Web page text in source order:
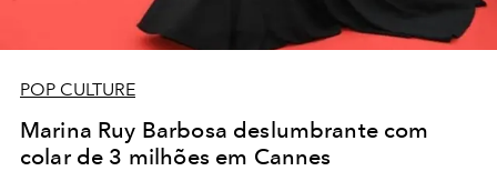
POP CULTURE
Marina Ruy Barbosa deslumbrante com
colar de 3 milhões em Cannes